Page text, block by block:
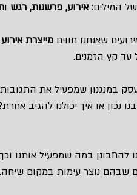
המילים: אירוע, פרשנות, רגש ו
שאנחנו חווים מייצרת
עד קץ הזמנים.
במנגנון שמפעיל את התגובות
נכון או איך יכולנו להגיב
להתבונן במה שמפעיל אותנו
שבהם נוצר עימות במקום שיחה.